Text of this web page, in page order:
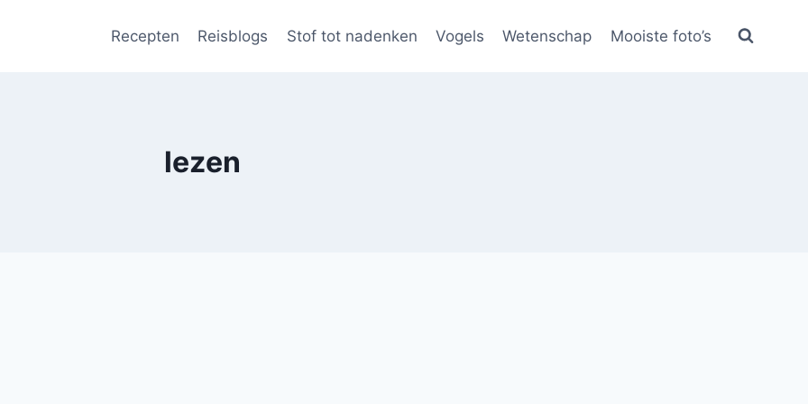
Recepten Reisblogs Stof tot nadenken Vogels Wetenschap Mooiste foto’s
lezen